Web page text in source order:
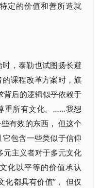
定的价值和善所造就
，泰勒也试图扬长避
课程改革方案时，旗
背后的逻辑似乎依赖于
重所有文化。……我想
有效的东西， 但这个
包含一些类似于信仰
元主义者对于多元文化
化以平等的价值承认
都具有价值”， 但仅